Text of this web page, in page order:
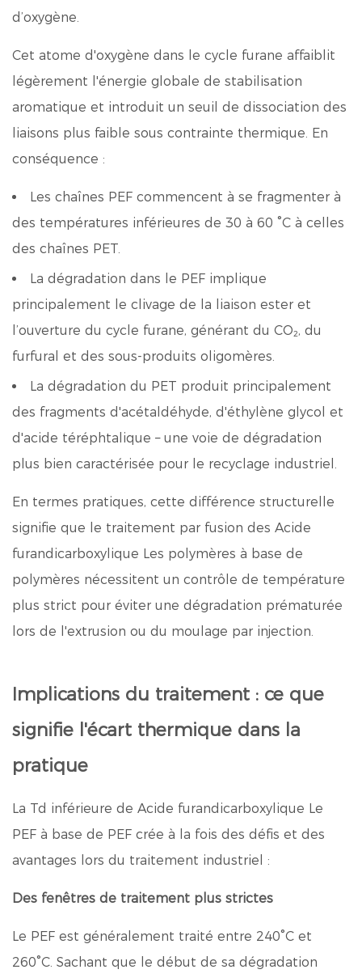
d’oxygène.
Cet atome d'oxygène dans le cycle furane affaiblit
légèrement l'énergie globale de stabilisation
aromatique et introduit un seuil de dissociation des
liaisons plus faible sous contrainte thermique. En
conséquence :
Les chaînes PEF commencent à se fragmenter à
des températures inférieures de 30 à 60 °C à celles
des chaînes PET.
La dégradation dans le PEF implique
principalement le clivage de la liaison ester et
l’ouverture du cycle furane, générant du CO₂, du
furfural et des sous-produits oligomères.
La dégradation du PET produit principalement
des fragments d'acétaldéhyde, d'éthylène glycol et
d'acide téréphtalique – une voie de dégradation
plus bien caractérisée pour le recyclage industriel.
En termes pratiques, cette différence structurelle
signifie que le traitement par fusion des Acide
furandicarboxylique Les polymères à base de
polymères nécessitent un contrôle de température
plus strict pour éviter une dégradation prématurée
lors de l'extrusion ou du moulage par injection.
Implications du traitement : ce que
signifie l'écart thermique dans la
pratique
La Td inférieure de Acide furandicarboxylique Le
PEF à base de PEF crée à la fois des défis et des
avantages lors du traitement industriel :
Des fenêtres de traitement plus strictes
Le PEF est généralement traité entre 240°C et
260°C. Sachant que le début de sa dégradation